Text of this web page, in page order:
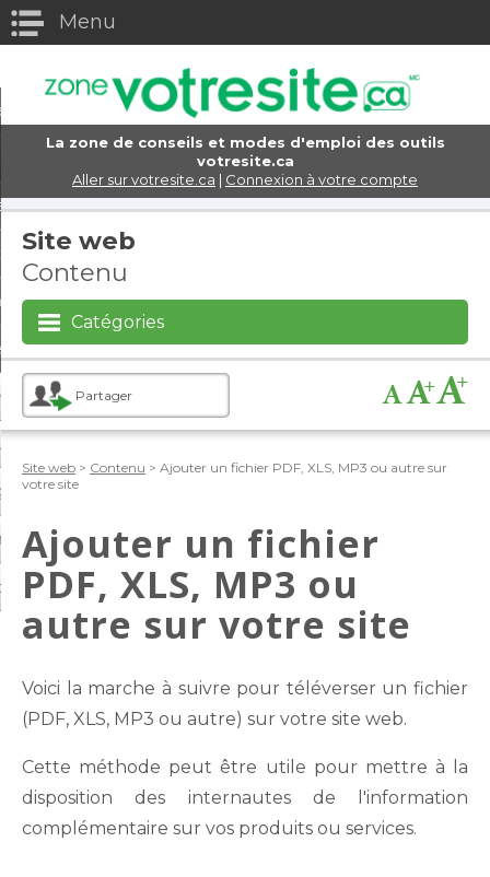
Menu
La zone de conseils et modes d'emploi des outils
votresite.ca
Aller sur votresite.ca | Connexion à votre compte
électronique
d'achats virtuels
et marketing
et protection
de compte
nous
to Content
Site web
Contenu
Catégories
Partager
Site web > Contenu > Ajouter un fichier PDF, XLS, MP3 ou autre sur
votre site
Ajouter un fichier
PDF, XLS, MP3 ou
autre sur votre site
Voici la marche à suivre pour téléverser un fichier
(PDF, XLS, MP3 ou autre) sur votre site web.
Cette méthode peut être utile pour mettre à la
disposition des internautes de l'information
complémentaire sur vos produits ou services.